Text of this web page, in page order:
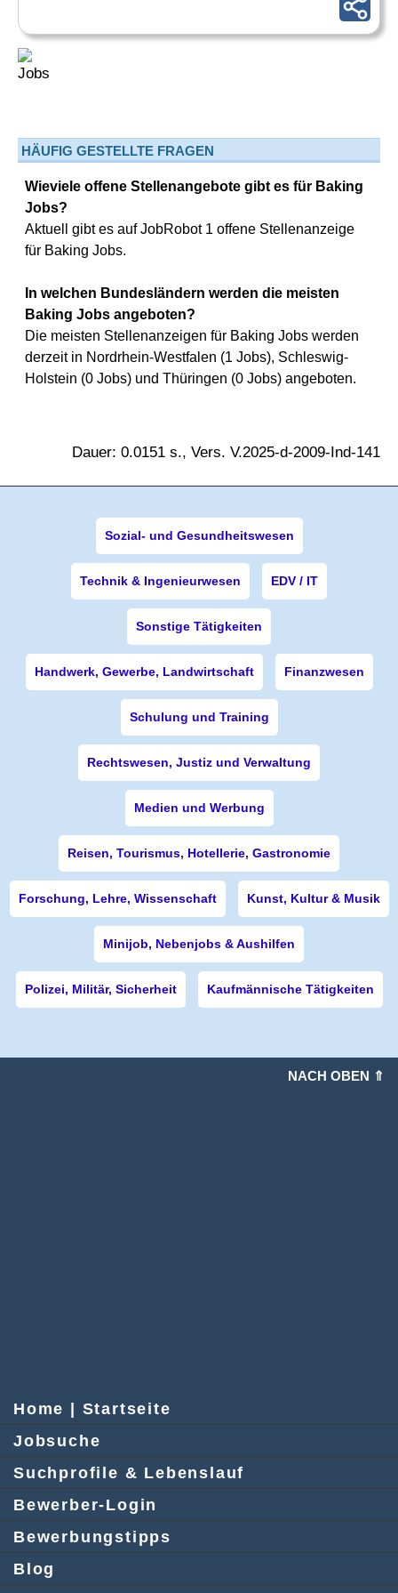
HÄUFIG GESTELLTE FRAGEN
Wieviele offene Stellenangebote gibt es für Baking
Jobs?
Aktuell gibt es auf JobRobot 1 offene Stellenanzeige
für Baking Jobs.
In welchen Bundesländern werden die meisten
Baking Jobs angeboten?
Die meisten Stellenanzeigen für Baking Jobs werden
derzeit in Nordrhein-Westfalen (1 Jobs), Schleswig-
Holstein (0 Jobs) und Thüringen (0 Jobs) angeboten.
Dauer: 0.0151 s., Vers. V.2025-d-2009-Ind-141
Sozial- und Gesundheitswesen
Technik & Ingenieurwesen EDV / IT
Sonstige Tätigkeiten
Handwerk, Gewerbe, Landwirtschaft Finanzwesen
Schulung und Training
Rechtswesen, Justiz und Verwaltung
Medien und Werbung
Reisen, Tourismus, Hotellerie, Gastronomie
Forschung, Lehre, Wissenschaft Kunst, Kultur & Musik
Minijob, Nebenjobs & Aushilfen
Polizei, Militär, Sicherheit Kaufmännische Tätigkeiten
NACH OBEN ⇑
Home | Startseite
Jobsuche
Suchprofile & Lebenslauf
Bewerber-Login
Bewerbungstipps
Blog